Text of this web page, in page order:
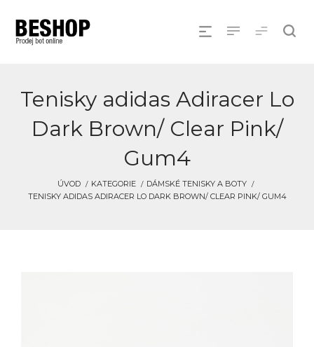
Tenisky adidas Adiracer Lo
Dark Brown/ Clear Pink/
Gum4
ÚVOD KATEGORIE
DÁMSKÉ TENISKY A BOTY
TENISKY ADIDAS ADIRACER LO DARK BROWN/ CLEAR PINK/ GUM4